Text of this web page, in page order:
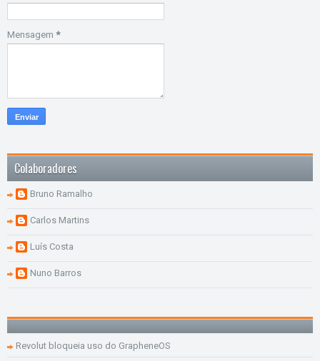
Mensagem *
Colaboradores
Bruno Ramalho
Carlos Martins
Luís Costa
Nuno Barros
Revolut bloqueia uso do GrapheneOS